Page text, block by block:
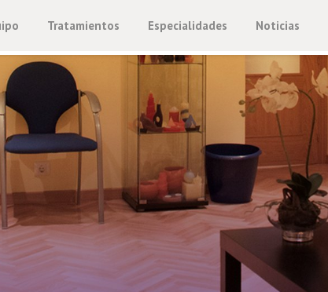
Tratamientos Especialidades Noticias